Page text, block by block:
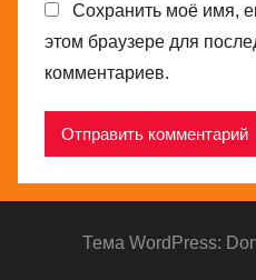
Сохранить моё имя,
этом браузере для
комментариев.
Тема WordPress: